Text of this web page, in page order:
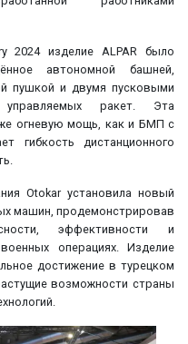
2024 изделие ALPAR было
автономной башней,
пушкой и двумя пусковыми
управляемых ракет. Эта
огневую мощь, как и БМП с
гибкость дистанционного
Otokar установила новый
машин, продемонстрировав
эффективности и
операциях. Изделие
достижение в турецком
возможности страны